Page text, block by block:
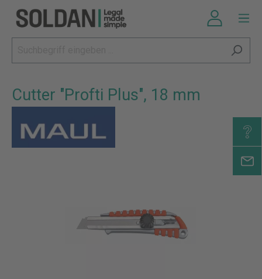
Cutter "Profti Plus", 18 mm